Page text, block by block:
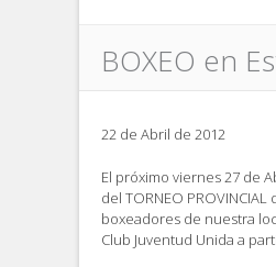
BOXEO en
22 de Abril de 2012
El próximo viernes 27 de
del TORNEO
boxeadores de nuestra
Club Juventud Unida a